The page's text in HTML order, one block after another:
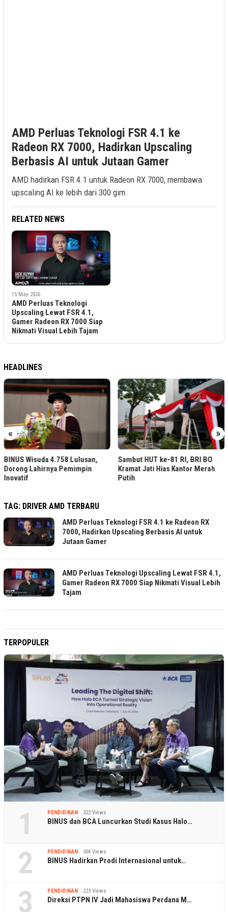
AMD Perluas Teknologi FSR 4.1 ke
Radeon RX 7000, Hadirkan Upscaling
Berbasis AI untuk Jutaan Gamer
AMD hadirkan FSR 4.1 untuk Radeon RX 7000, membawa
upscaling AI ke lebih dari 300 gim.
RELATED NEWS
15 May 2026
AMD Perluas Teknologi
Upscaling Lewat FSR 4.1,
Gamer Radeon RX 7000 Siap
Nikmati Visual Lebih Tajam
HEADLINES
« »
BINUS Wisuda 4.758 Lulusan,
Dorong Lahirnya Pemimpin
Inovatif
Sambut HUT ke-81 RI, BRI BO
Kramat Jati Hias Kantor Merah
Putih
TAG: DRIVER AMD TERBARU
AMD Perluas Teknologi FSR 4.1 ke Radeon RX
7000, Hadirkan Upscaling Berbasis AI untuk
Jutaan Gamer
AMD Perluas Teknologi Upscaling Lewat FSR 4.1,
Gamer Radeon RX 7000 Siap Nikmati Visual Lebih
Tajam
TERPOPULER
1 PENDIDIKAN 322 Views
BINUS dan BCA Luncurkan Studi Kasus Halo…
2 PENDIDIKAN 304 Views
BINUS Hadirkan Prodi Internasional untuk…
3 PENDIDIKAN 223 Views
Direksi PTPN IV Jadi Mahasiswa Perdana M…